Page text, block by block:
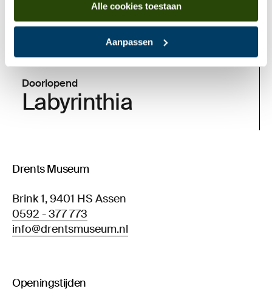
Alle cookies toestaan
Aanpassen
Doorlopend
Labyrinthia
Drents Museum
Brink 1, 9401 HS Assen
0592 - 377 773
info@drentsmuseum.nl
Openingstijden